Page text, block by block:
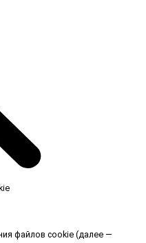
файлов cookie (далее —